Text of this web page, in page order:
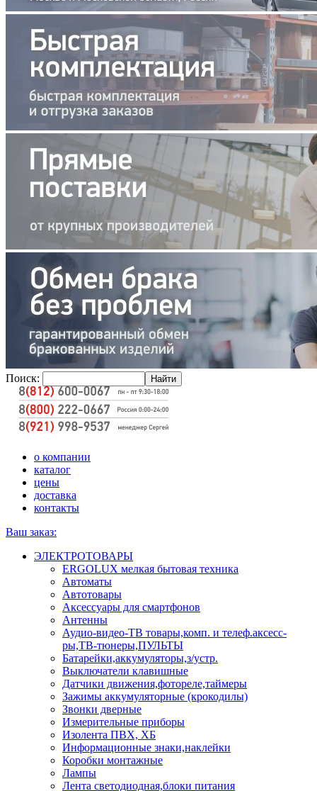
Поиск:
о компании
каталог
цены
доставка
контакты
Ваш заказ:
ЭЛЕКТРОТОВАРЫ
ERGOLUX мелкая бытовая техника
Автоматы
Автотовары
Аксессуары для смартфонов
Антенны
Аудио-видео-ТВ товары,комп. и телеф.аксесс-
ры,ТВ-тюнеры,ПУЛЬТЫ
Батарейки,аккумуляторы,з/устр.
Выключатели клавишные
Датчики движения,фотореле,таймеры
Зажимы аккумуляторные (крокодилы)
Звонки дверные
Измерительные приборы
Изолента ПВХ, ХБ
Информационные знаки,наклейки
Коробки монтажные
Лампы
Лента светодиодная,блоки питания